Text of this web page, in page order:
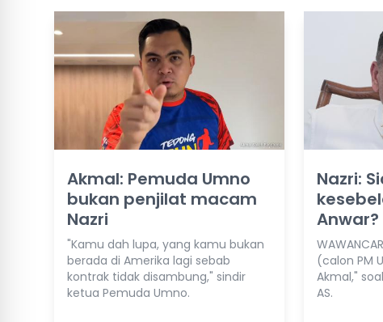
Akmal: Pemuda Umno
bukan penjilat macam
Nazri
"Kamu dah lupa, yang kamu bukan
berada di Amerika lagi sebab
kontrak tidak disambung," sindir
ketua Pemuda Umno.
Nazri:
Anwar?
(calon PM
Akmal,"
AS.